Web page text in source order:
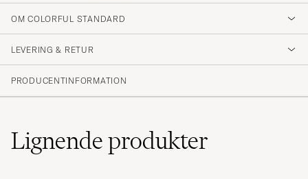
4.6
(128)
(4)
OM COLORFUL STANDARD
LEVERING & RETUR
PRODUCENTINFORMATION
Lignendeprodukter